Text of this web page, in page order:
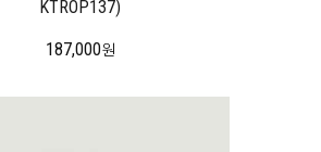
KTROP137)
187,000원